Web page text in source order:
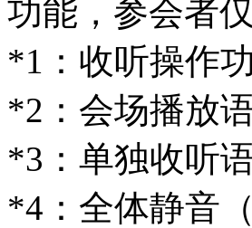
功能，参会者
*1：收听操作
*2：会场播放
*3：单独收听
*4：全体静音